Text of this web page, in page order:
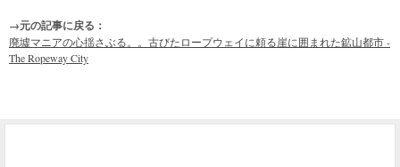
→元の記事に戻る：
廃墟マニアの心揺さぶる。。古びたロープウェイに頼る崖に囲まれた鉱山都市 -
The Ropeway City